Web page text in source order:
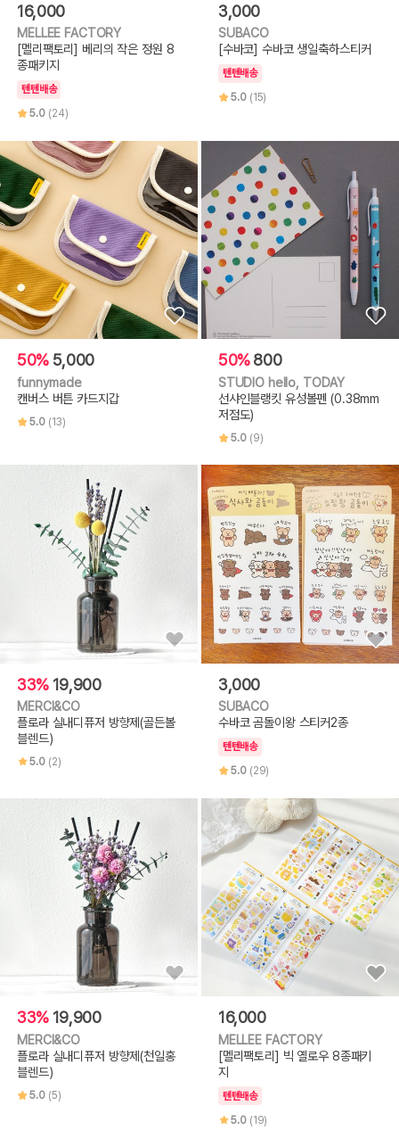
16,000
MELLEE FACTORY
[멜리팩토리] 베리의 작은 정원 8
종패키지
텐텐배송
5.0 (24)
3,000
SUBACO
[수바코] 수바코 생일축하스티커
텐텐배송
5.0 (15)
50% 5,000
funnymade
캔버스 버튼 카드지갑
5.0 (13)
50%800
STUDIO hello, TODAY
선샤인블랭킷 유성볼펜 (0.38mm
저점도)
5.0 (9)
33% 19,900
MERCI&CO
플로라 실내디퓨저 방향제(골든볼
블렌드)
5.0 (2)
3,000
SUBACO
수바코 곰돌이왕 스티커2종
텐텐배송
5.0 (29)
33% 19,900
MERCI&CO
플로라 실내디퓨저 방향제(천일홍
블렌드)
5.0 (5)
16,000
MELLEE FACTORY
[멜리팩토리] 빅 옐로우 8종패키
지
텐텐배송
5.0 (19)